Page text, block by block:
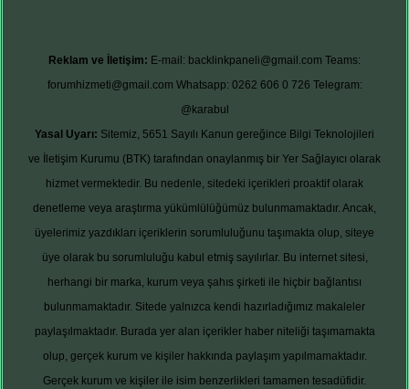
Reklam ve İletişim: E-mail: backlinkpaneli@gmail.com Teams:
forumhizmeti@gmail.com Whatsapp: 0262 606 0 726 Telegram:
@karabul
Yasal Uyarı: Sitemiz, 5651 Sayılı Kanun gereğince Bilgi Teknolojileri
ve İletişim Kurumu (BTK) tarafından onaylanmış bir Yer Sağlayıcı olarak
hizmet vermektedir. Bu nedenle, sitedeki içerikleri proaktif olarak
denetleme veya araştırma yükümlülüğümüz bulunmamaktadır. Ancak,
üyelerimiz yazdıkları içeriklerin sorumluluğunu taşımakta olup, siteye
üye olarak bu sorumluluğu kabul etmiş sayılırlar. Bu internet sitesi,
herhangi bir marka, kurum veya şahıs şirketi ile hiçbir bağlantısı
bulunmamaktadır. Sitede yalnızca kendi hazırladığımız makaleler
paylaşılmaktadır. Burada yer alan içerikler haber niteliği taşımamakta
olup, gerçek kurum ve kişiler hakkında paylaşım yapılmamaktadır.
Gerçek kurum ve kişiler ile isim benzerlikleri tamamen tesadüfidir.